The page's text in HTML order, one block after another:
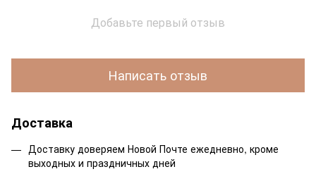
Добавьте первый отзыв
Написать отзыв
Доставка
Доставку доверяем Новой Почте ежедневно, кроме
выходных и праздничных дней